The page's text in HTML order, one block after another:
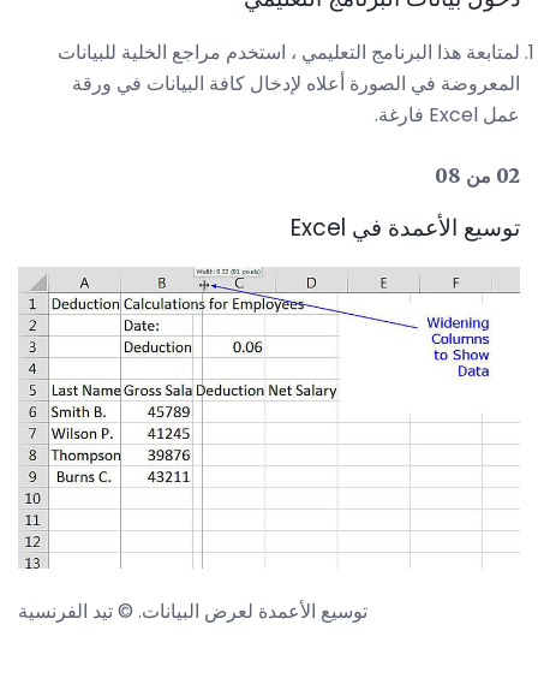
لمتابعة هذا البرنامج التعليمي ، استخدم مراجع الخلية للبيانات
المعروضة في الصورة أعلاه لإدخال كافة البيانات في ورقة
عمل Excel فارغة.
02 من 08
توسيع الأعمدة في Excel
توسيع الأعمدة لعرض البيانات. © تيد الفرنسية